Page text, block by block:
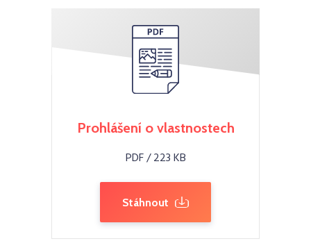
Prohlášení o vlastnostech
PDF / 223 KB
Stáhnout